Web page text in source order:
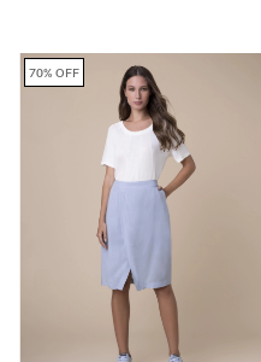
70% OFF